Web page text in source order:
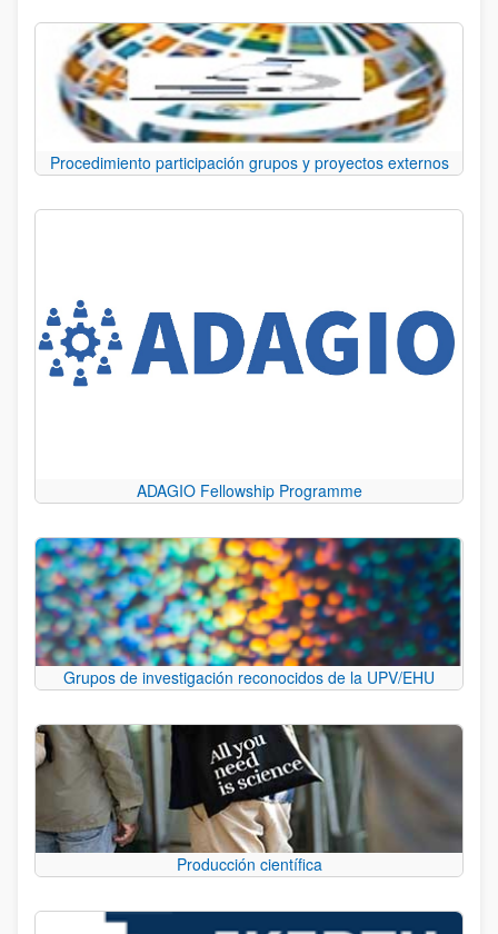
Procedimiento participación grupos y proyectos externos
ADAGIO Fellowship Programme
Grupos de investigación reconocidos de la UPV/EHU
Producción científica